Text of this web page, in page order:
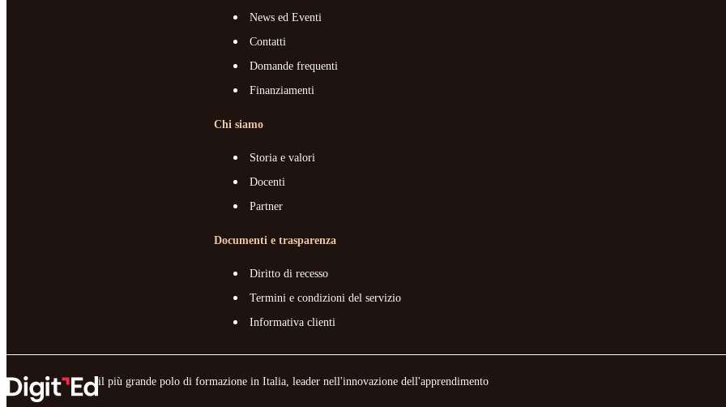
News ed Eventi
Contatti
Domande frequenti
Finanziamenti
Chi siamo
Storia e valori
Docenti
Partner
Documenti e trasparenza
Diritto di recesso
Termini e condizioni del servizio
Informativa clienti
il più grande polo di formazione in Italia, leader nell'innovazione dell'apprendimento